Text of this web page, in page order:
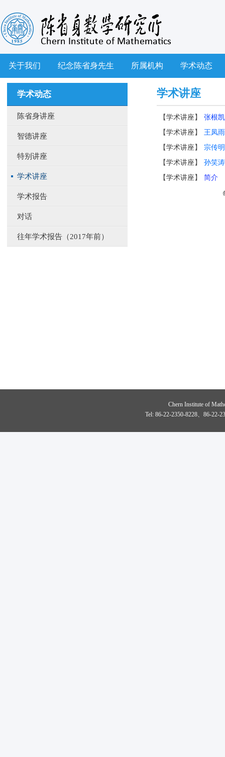
关于我们 纪念陈省身先生 所属机构 学术动态
学术动态
陈省身讲座
智德讲座
特别讲座
学术讲座
学术报告
对话
往年学术报告（2017年前）
学术讲座
【学术讲座】
张根
【学术讲座】
王凤
【学术讲座】
宗传
【学术讲座】
孙笑
【学术讲座】 简介
Chern Institute of
Tel: 86-22-2350-8228、86-22-